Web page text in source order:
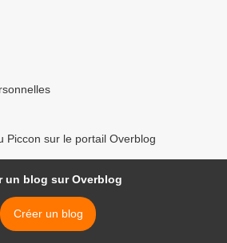
Piccon sur le portail Overblog
un blog sur Overblog
Créer un blog